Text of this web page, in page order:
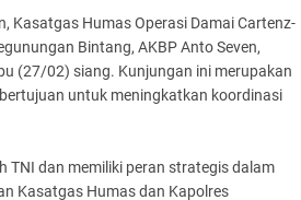
Kasatgas Humas Operasi Damai Cartenz-
Bintang, AKBP Anto Seven,
(27/02) siang. Kunjungan ini merupakan
untuk meningkatkan koordinasi
TNI dan memiliki peran strategis dalam
Kasatgas Humas dan Kapolres